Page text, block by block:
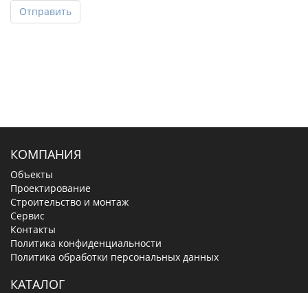
Отправить
КОМПАНИЯ
Объекты
Проектирование
Строительство и монтаж
Сервис
Контакты
Политика конфиденциальности
Политика обработки персональных данных
КАТАЛОГ